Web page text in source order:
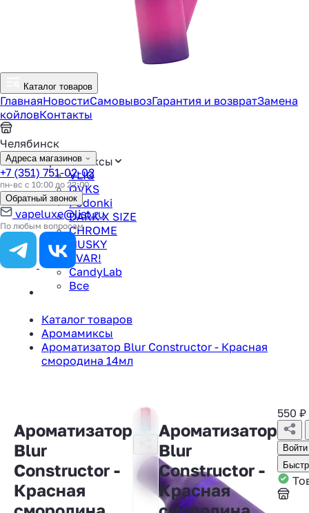
Аромамиксы
VLIQ
QVKS
Podonki
DARK X SIZE
CHROME
HUSKY
TVAR!
CandyLab
Все
Каталог товаров
ГлавнаяНовостиСамовывозГарантия и возвратЗамена
койловКонтакты
Челябинск
Адреса магазинов
+7 (351) 751-02-02
пн-вс с 10:00 до 22:00
Обратный звонок
vapeluxe@list.ru
По любым вопросам
Каталог товаров
Аромамиксы
Ароматизатор Blur Constructor - Красная
смородина 14мл
Ароматизатор
Blur
Constructor -
Красная
Ароматизатор
Blur
Constructor -
Красная
550 ₽
Войти